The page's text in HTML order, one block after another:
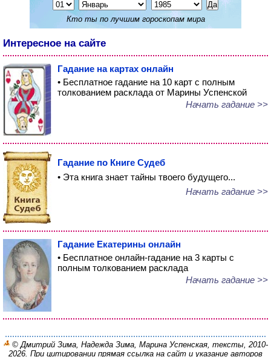
Кто ты по лучшим гороскопам мира
Интересное на сайте
Гадание на картах онлайн
• Бесплатное гадание на 10 карт с полным
толкованием расклада от Марины Успенской
Начать гадание >>
Гадание по Книге Судеб
• Эта книга знает тайны твоего будущего...
Начать гадание >>
Гадание Екатерины онлайн
• Бесплатное онлайн-гадание на 3 карты с
полным толкованием расклада
Начать гадание >>
© Дмитрий Зима, Надежда Зима, Марина Успенская, тексты, 2010-
2026. При цитировании прямая ссылка на сайт и указание авторов